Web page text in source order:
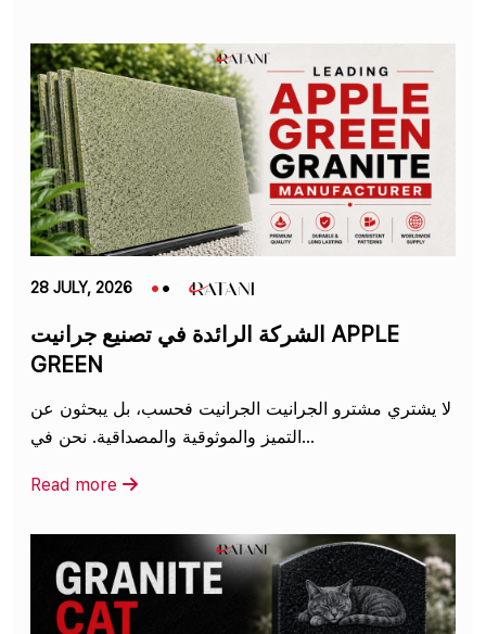
28 JULY, 2026
الشركة الرائدة في تصنيع جرانيت APPLE
GREEN
لا يشتري مشترو الجرانيت الجرانيت فحسب، بل يبحثون عن
التميز والموثوقية والمصداقية. نحن في...
Read more